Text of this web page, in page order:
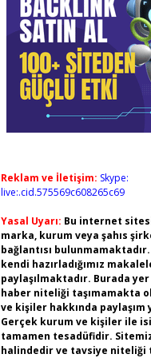
Reklam ve İletişim: Skype:
live:.cid.575569c608265c69
Yasal Uyarı: Bu internet
marka, kurum veya şahıs
bağlantısı
kendi hazırladığımız
paylaşılmaktadır. Burada
haber niteliği taşımamakta
ve kişiler hakkında paylaşım
Gerçek kurum ve kişiler ile
tamamen tesadüfidir.
halindedir ve tavsiye niteliği